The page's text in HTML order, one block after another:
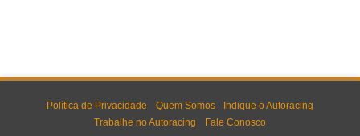
Política de Privacidade Quem Somos
Indique o Autoracing
Trabalhe no Autoracing
Fale Conosco